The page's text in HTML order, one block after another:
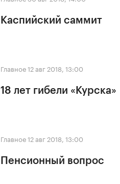
Каспийский саммит
Главное12 авг 2018, 13:00
18 лет гибели «Курска»
Главное12 авг 2018, 13:00
Пенсионный вопрос